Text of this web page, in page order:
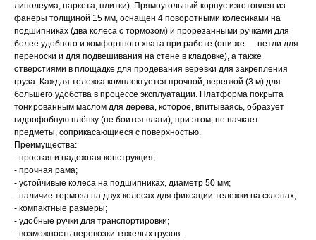
линолеума, паркета, плитки). Прямоугольный корпус изготовлен из
фанеры толщиной 15 мм, оснащен 4 поворотными колесиками на
подшипниках (два колеса с тормозом) и прорезанными ручками для
более удобного и комфортного хвата при работе (они же — петли для
переноски и для подвешивания на стене в кладовке), а также
отверстиями в площадке для продевания веревки для закрепления
груза. Каждая тележка комплектуется прочной, веревкой (3 м) для
большего удобства в процессе эксплуатации. Платформа покрыта
тонированным маслом для дерева, которое, впитываясь, образует
гидрофобную плёнку (не боится влаги), при этом, не пачкает
предметы, соприкасающиеся с поверхностью.
Преимущества:
- простая и надежная конструкция;
- прочная рама;
- устойчивые колеса на подшипниках, диаметр 50 мм;
- наличие тормоза на двух колесах для фиксации тележки на склонах;
- компактные размеры;
- удобные ручки для транспортировки;
- возможность перевозки тяжелых грузов.